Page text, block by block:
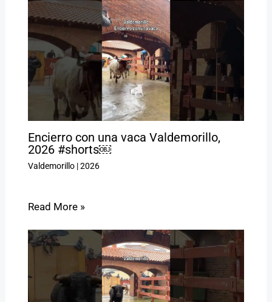
Encierro con una vaca Valdemorillo,
2026 #shorts￼
Valdemorillo|2026
Read More »